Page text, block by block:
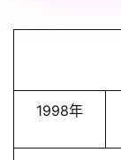
1998年